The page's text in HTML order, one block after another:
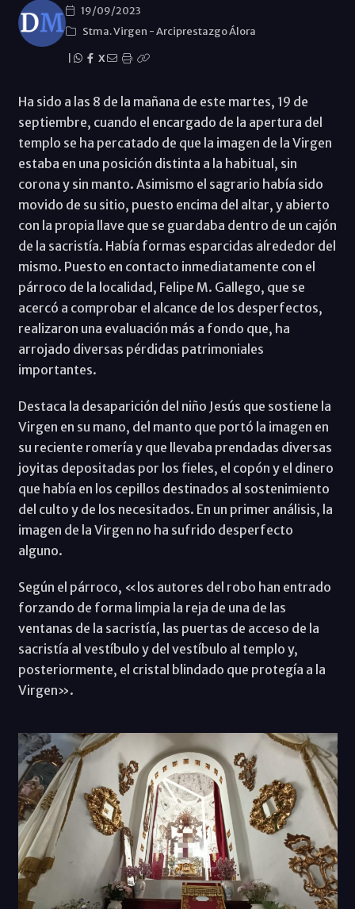
19/09/2023
Stma. Virgen -Arciprestazgo Álora
X
Ha sido a las 8 de la mañana de este martes, 19 de
septiembre, cuando el encargado de la apertura del
templo se ha percatado de que la imagen de la Virgen
estaba en una posición distinta a la habitual, sin
corona y sin manto. Asimismo el sagrario había sido
movido de su sitio, puesto encima del altar, y abierto
con la propia llave que se guardaba dentro de un cajón
de la sacristía. Había formas esparcidas alrededor del
mismo. Puesto en contacto inmediatamente con el
párroco de la localidad, Felipe M. Gallego, que se
acercó a comprobar el alcance de los desperfectos,
realizaron una evaluación más a fondo que, ha
arrojado diversas pérdidas patrimoniales
importantes.
Destaca la desaparición del niño Jesús que sostiene la
Virgen en su mano, del manto que portó la imagen en
su reciente romería y que llevaba prendadas diversas
joyitas depositadas por los fieles, el copón y el dinero
que había en los cepillos destinados al sostenimiento
del culto y de los necesitados. En un primer análisis, la
imagen de la Virgen no ha sufrido desperfecto
alguno.
Según el párroco, «los autores del robo han entrado
forzando de forma limpia la reja de una de las
ventanas de la sacristía, las puertas de acceso de la
sacristía al vestíbulo y del vestíbulo al templo y,
posteriormente, el cristal blindado que protegía a la
Virgen».